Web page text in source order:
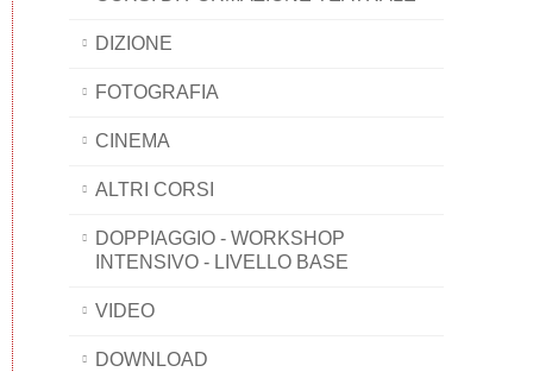
DIZIONE
FOTOGRAFIA
CINEMA
ALTRI CORSI
DOPPIAGGIO - WORKSHOP
INTENSIVO - LIVELLO BASE
VIDEO
DOWNLOAD